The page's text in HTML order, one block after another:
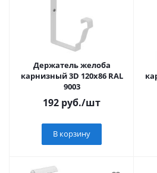
Держатель желоба
карнизный 3D 120х86 RAL
9003
192 руб./шт
В корзину